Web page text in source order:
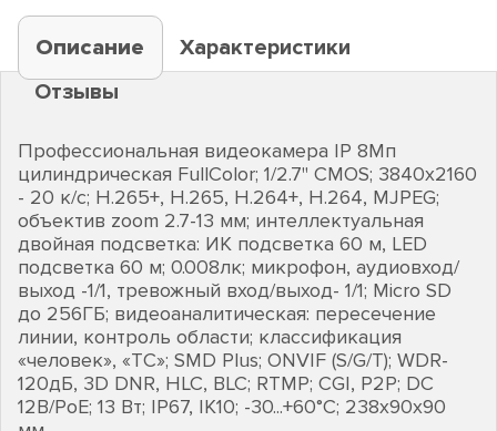
Описание
Характеристики
Отзывы
Профессиональная видеокамера IP 8Мп
цилиндрическая FullColor; 1/2.7" CMOS; 3840х2160
- 20 к/с; Н.265+, H.265, H.264+, H.264, MJPEG;
объектив zoom 2.7-13 мм; интеллектуальная
двойная подсветка: ИК подсветка 60 м, LED
подсветка 60 м; 0.008лк; микрофон, аудиовход/
выход -1/1, тревожный вход/выход- 1/1; Micro SD
до 256ГБ; видеоаналитическая: пересечение
линии, контроль области; классификация
«человек», «ТС»; SMD Plus; ONVIF (S/G/T); WDR-
120дБ, 3D DNR, HLC, BLC; RTMP; CGI, P2P; DC
12В/PoE; 13 Вт; IP67, IK10; -30...+60°C; 238х90х90